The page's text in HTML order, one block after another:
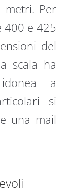
Per
400 e 425
del
scala ha
a
si
una mail